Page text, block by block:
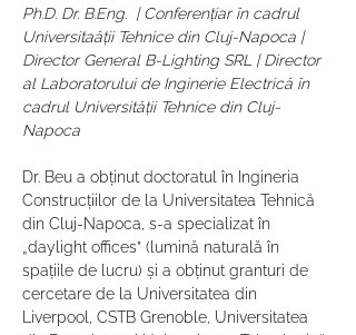
Ph.D. Dr. B.Eng.  | Conferențiar în cadrul
Universitaății Tehnice din Cluj-Napoca |
Director General B-Lighting SRL | Director
al Laboratorului de Inginerie Electrică în
cadrul Universității Tehnice din Cluj-
Napoca
Dr. Beu a obținut doctoratul în Ingineria
Construcțiilor de la Universitatea Tehnică
din Cluj-Napoca, s-a specializat în
„daylight offices” (lumină naturală în
spațiile de lucru) și a obținut granturi de
cercetare de la Universitatea din
Liverpool, CSTB Grenoble, Universitatea